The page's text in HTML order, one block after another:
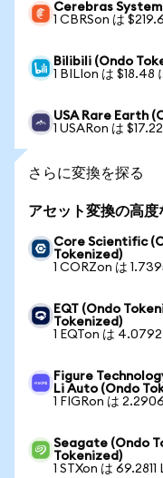
Cerebras
1 CBRSon は
Bilibili (Ondo
1 BILIon は $18.48
USA Rare Earth
1 USARon は
さらに変換を探る
アセット変換の高度
Core Scientific
Tokenized)
1 CORZon は
EQT (Ondo
Tokenized)
1 EQTon は
Figure
Li Auto (Ondo
1 FIGRon は
Seagate (Ondo
Tokenized)
1 STXon は